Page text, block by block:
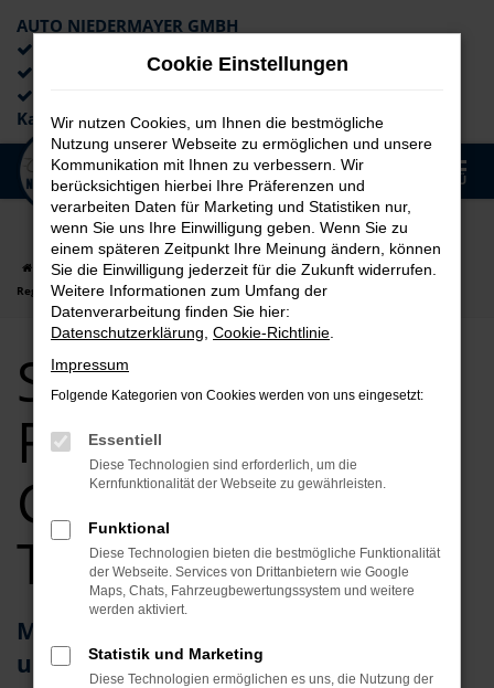
Zum
Hauptinhalt
springen
AUTO NIEDERMAYER GMBH
Lieferung an die Haustür
Kaufabwicklung
MENÜ
Startseite Regensburg Seat Seat Ateca
Seat Ateca für
Regensburg Gebrauchtwagen Top Angebote
Seat Ateca für
Regensburg
Gebrauchtwagen
Top Angebote
Mit dem Seat Ateca Gebrauchtwagen
unterwegs in Regensburg
Cookie Einstellungen
Wir nutzen Cookies, um Ihnen die bestmögliche
Nutzung unserer Webseite zu ermöglichen und unsere
Kommunikation mit Ihnen zu verbessern. Wir
berücksichtigen hierbei Ihre Präferenzen und
verarbeiten Daten für Marketing und Statistiken nur,
wenn Sie uns Ihre Einwilligung geben. Wenn Sie zu
einem späteren Zeitpunkt Ihre Meinung ändern, können
Sie die Einwilligung jederzeit für die Zukunft widerrufen.
Weitere Informationen zum Umfang der
Datenverarbeitung finden Sie hier:
Datenschutzerklärung Cookie-Richtlinie
Impressum
Folgende Kategorien von Cookies werden von uns eingesetzt:
Essentiell
Diese Technologien sind erforderlich, um die
Kernfunktionalität der Webseite zu gewährleisten.
Funktional
Diese Technologien bieten die bestmögliche Funktionalität
der Webseite. Services von Drittanbietern wie Google
Maps, Chats, Fahrzeugbewertungssystem und weitere
werden aktiviert.
Statistik und Marketing
Diese Technologien ermöglichen es uns, die Nutzung der